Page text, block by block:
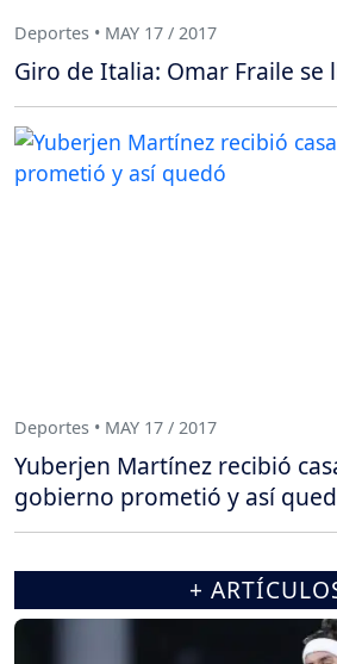
Deportes • MAY 17 / 2017
Giro de Italia: Omar Fraile se
Deportes • MAY 17 / 2017
Yuberjen Martínez recibió
gobierno prometió y así
+